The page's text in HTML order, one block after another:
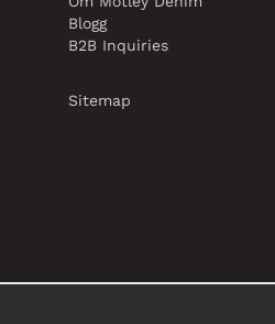
Blogg
B2B Inquiries
Sitemap